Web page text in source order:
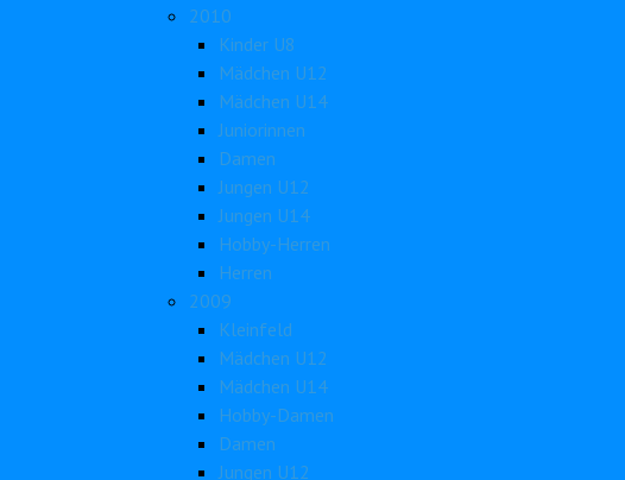
2010
Kinder U8
Mädchen U12
Mädchen U14
Juniorinnen
Damen
Jungen U12
Jungen U14
Hobby-Herren
Herren
2009
Kleinfeld
Mädchen U12
Mädchen U14
Hobby-Damen
Damen
Jungen U12